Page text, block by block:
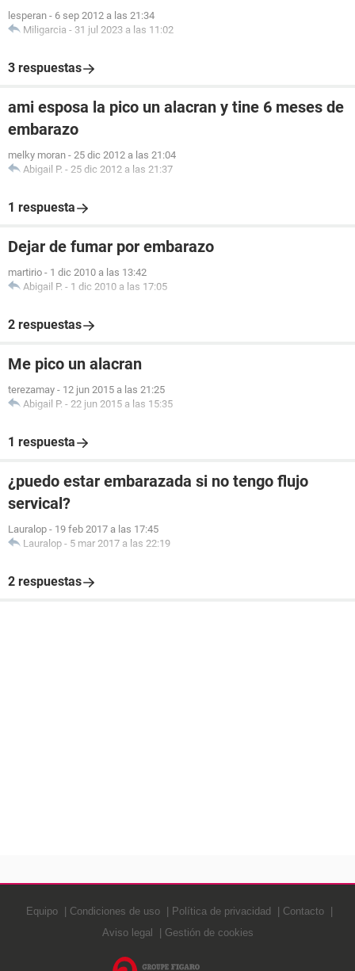
lesperan - 6 sep 2012 a las 21:34
Miligarcia - 31 jul 2023 a las 11:02
3 respuestas
ami esposa la pico un alacran y tine 6 meses de
embarazo
melky moran - 25 dic 2012 a las 21:04
Abigail P. - 25 dic 2012 a las 21:37
1 respuesta
Dejar de fumar por embarazo
martirio - 1 dic 2010 a las 13:42
Abigail P. - 1 dic 2010 a las 17:05
2 respuestas
Me pico un alacran
terezamay - 12 jun 2015 a las 21:25
Abigail P. - 22 jun 2015 a las 15:35
1 respuesta
¿puedo estar embarazada si no tengo flujo
servical?
Lauralop - 19 feb 2017 a las 17:45
Lauralop - 5 mar 2017 a las 22:19
2 respuestas
Equipo Condiciones de uso Política de privacidad
Contacto
Aviso legal
Gestión de cookies